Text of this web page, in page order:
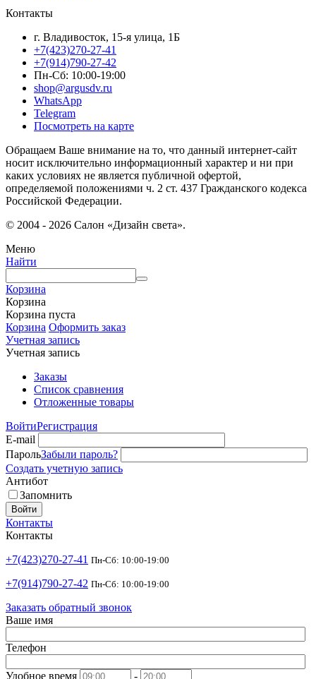
Контакты
г. Владивосток, 15-я улица, 1Б
+7(423)270-27-41
+7(914)790-27-42
Пн-Сб: 10:00-19:00
shop@argusdv.ru
WhatsApp
Telegram
Посмотреть на карте
Обращаем Ваше внимание на то, что данный интернет-сайт
носит исключительно информационный характер и ни при
каких условиях не является публичной офертой,
определяемой положениями ч. 2 ст. 437 Гражданского кодекса
Российской Федерации.
© 2004 - 2026 Салон «Дизайн света».
Меню
Найти
Корзина
Корзина
Корзина пуста
Корзина Оформить заказ
Учетная запись
Учетная запись
Заказы
Список сравнения
Отложенные товары
ВойтиРегистрация
E-mail
ПарольЗабыли пароль?
Создать учетную запись
Антибот
Запомнить
Войти
Контакты
Контакты
+7(423)270-27-41 Пн-Сб: 10:00-19:00
+7(914)790-27-42 Пн-Сб: 10:00-19:00
Заказать обратный звонок
Ваше имя
Телефон
Удобное время -